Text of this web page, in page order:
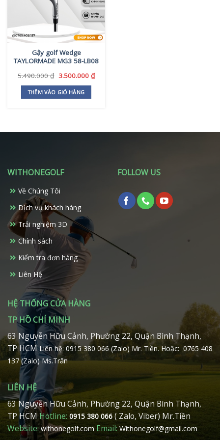
Gậy golf Wedge
TAYLORMADE MG3 58-LB08
5.490.000₫ Giá
là:
5.490.000 ₫.
3.500.000 ₫Giá
THÊM VÀO GIỎ HÀNG
WITHONEGOLF
Về Chúng Tôi
Dịch vụ khách hàng
Trải nghiệm 3D
Chính sách
Kiểm tra đơn hàng
Liên Hệ
FOLLOW US
HỆ THỐNG CỬA HÀNG
TP HỒ CHÍ MINH
63 Nguyễn Hữu Cảnh, Phường 22, Quận Bình Thạnh,
TP HCMLiên hệ: 0915 380 066 (Zalo) Mr. Tiền. Hoặc: 0765 408
137 (Zalo) Ms.Trân
LIÊN HỆ
63 Nguyễn Hữu Cảnh, Phường 22, Quận Bình Thạnh,
TP HCMHotline: 0915 380 066 ( Zalo, Viber) Mr.Tiền
Website:withonegolf.com Email: Withonegolf@gmail.com